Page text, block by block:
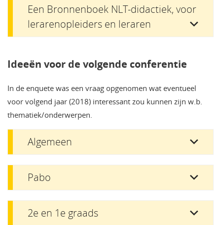
Een Bronnenboek NLT-didactiek, voor
lerarenopleiders en leraren
Ideeën voor de volgende conferentie
In de enquete was een vraag opgenomen wat eventueel
voor volgend jaar (2018) interessant zou kunnen zijn w.b.
thematiek/onderwerpen.
Algemeen
Pabo
2e en 1e graads